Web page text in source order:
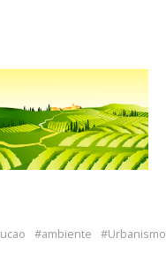
ambiente Urbanismo